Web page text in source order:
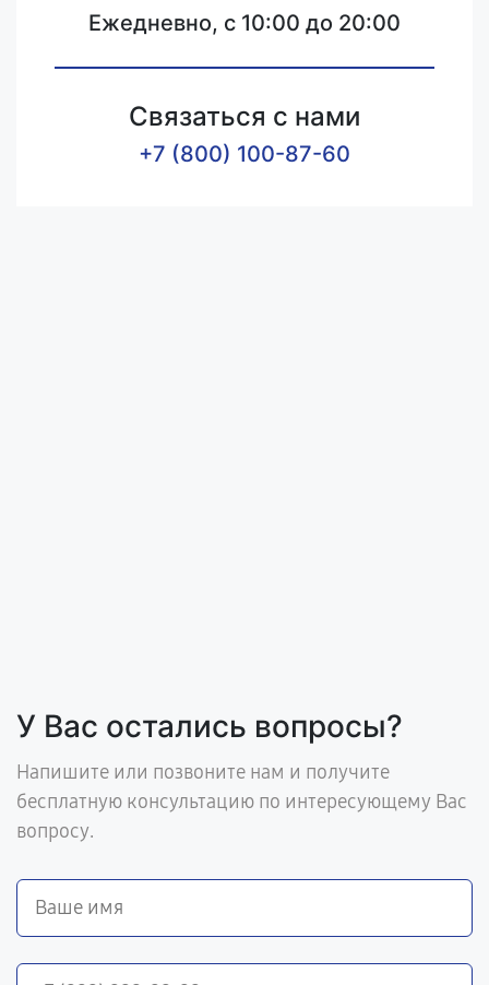
Ежедневно, с 10:00 до 20:00
Связаться с нами
+7 (800) 100-87-60
У Вас остались вопросы?
Напишите или позвоните нам и получите
бесплатную консультацию по интересующему Вас
вопросу.